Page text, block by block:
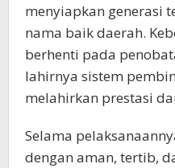
menyiapkan generasi
nama baik daerah.
berhenti pada
lahirnya sistem
melahirkan prestasi
Selama
dengan aman, tertib,